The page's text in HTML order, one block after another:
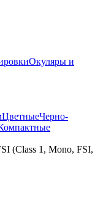
Окуляры и
ЦветныеЧерно-
(Class 1, Mono, FSI,